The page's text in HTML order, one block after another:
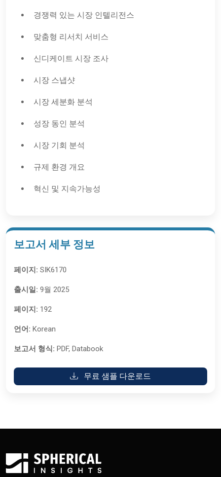
경쟁력 있는 시장 인텔리전스
맞춤형 리서치 서비스
신디케이트 시장 조사
시장 스냅샷
시장 세분화 분석
성장 동인 분석
시장 기회 분석
규제 환경 개요
혁신 및 지속가능성
보고서 세부 정보
페이지: SIK6170
출시일: 9월 2025
페이지: 192
언어: Korean
보고서 형식: PDF, Databook
무료 샘플 다운로드